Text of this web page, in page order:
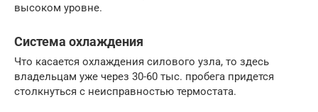
высоком уровне.
Система охлаждения
Что касается охлаждения силового узла, то здесь
владельцам уже через 30-60 тыс. пробега придется
столкнуться с неисправностью термостата.